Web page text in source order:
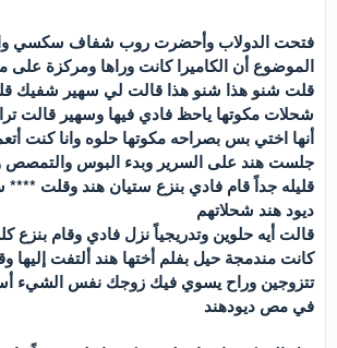
فتحت الدولاب وأحضرت روب شفاف سكسي
الموضوع أن الكاميرا كانت وراها ومركزة على
قلت شنو هذا شنو هذا قالت لي سهير شفيك
شحلات مكوتها ياحظ فادي فيها وسهير قالت
أنها اختي بس بصراحه مكوتها حلوه وانا كنت
جلست هند على السرير وبدء البوس والتمصص
قليله جداً قام فادي بنزع ستيان هند وقلت
ديود هند شحلاتهم
قالت أيه حلوين وتدريجياً نزل فادي وقام بنزع
كانت مندمجة حيل بفلم أختها هند ألتفت إليها
تتزوجين وراح يسوي فيك زوجك نفس الشيء
في مص ديودهند